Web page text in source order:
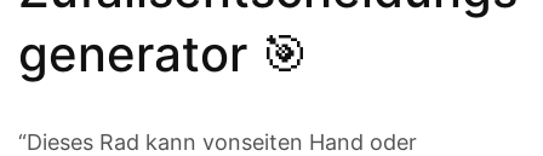
generator 🎯
“Dieses Rad kann vonseiten Hand oder